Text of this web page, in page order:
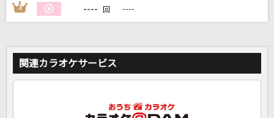
3 ---- 回 ----
関連カラオケサービス